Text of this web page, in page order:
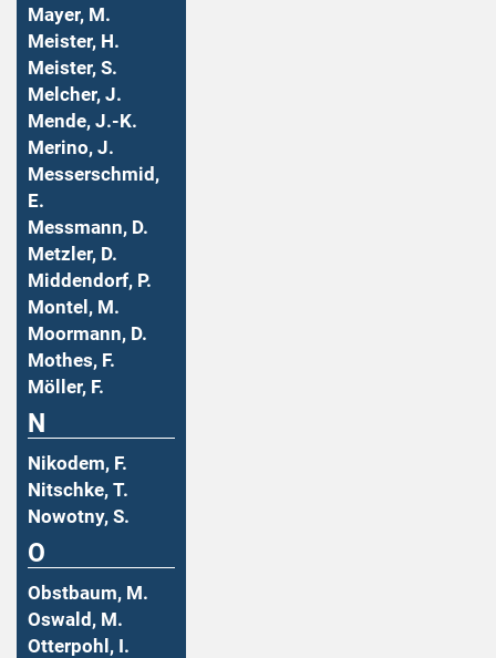
Mayer, M.
Meister, H.
Meister, S.
Melcher, J.
Mende, J.-K.
Merino, J.
Messerschmid,
E.
Messmann, D.
Metzler, D.
Middendorf, P.
Montel, M.
Moormann, D.
Mothes, F.
Möller, F.
N
Nikodem, F.
Nitschke, T.
Nowotny, S.
O
Obstbaum, M.
Oswald, M.
Otterpohl, I.